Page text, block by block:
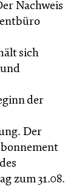
Nachweis
sich
der
Der
zum 31.08.